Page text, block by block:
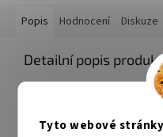
Tyto webové
Popis Hodnocení Diskuze
Detailní popis
Skartovačka s křížovým
papíru A4 najednou. Poradí